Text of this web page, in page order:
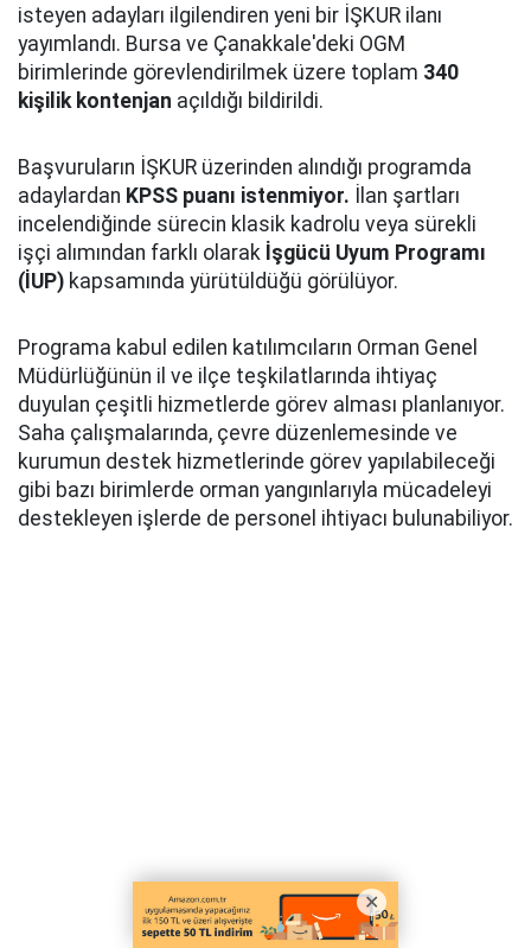
isteyen adayları ilgilendiren yeni bir İŞKUR ilanı
yayımlandı. Bursa ve Çanakkale'deki OGM
birimlerinde görevlendirilmek üzere toplam 340
kişilik kontenjan açıldığı bildirildi.
Başvuruların İŞKUR üzerinden alındığı programda
adaylardan KPSS puanı istenmiyor. İlan şartları
incelendiğinde sürecin klasik kadrolu veya sürekli
işçi alımından farklı olarak İşgücü Uyum Programı
(İUP) kapsamında yürütüldüğü görülüyor.
Programa kabul edilen katılımcıların Orman Genel
Müdürlüğünün il ve ilçe teşkilatlarında ihtiyaç
duyulan çeşitli hizmetlerde görev alması planlanıyor.
Saha çalışmalarında, çevre düzenlemesinde ve
kurumun destek hizmetlerinde görev yapılabileceği
gibi bazı birimlerde orman yangınlarıyla mücadeleyi
destekleyen işlerde de personel ihtiyacı bulunabiliyor.